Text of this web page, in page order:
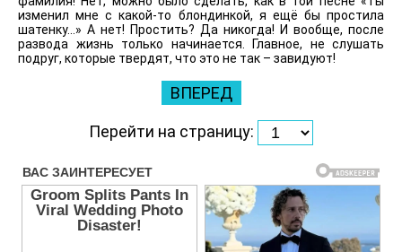
изменил мне с какой-то блондинкой, я ещё бы простила
шатенку...» А нет! Простить? Да никогда! И вообще, после
развода жизнь только начинается. Главное, не слушать
подруг, которые твердят, что это не так – завидуют!
ВПЕРЕД
Перейти на страницу: